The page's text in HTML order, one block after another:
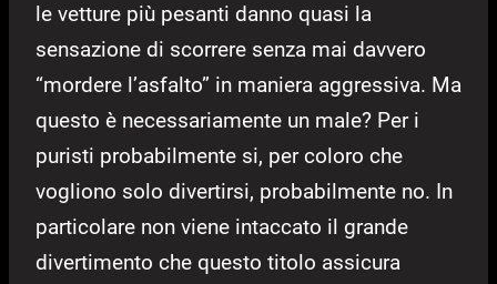
le vetture più pesanti danno quasi la
sensazione di scorrere senza mai davvero
“mordere l’asfalto” in maniera aggressiva. Ma
questo è necessariamente un male? Per i
puristi probabilmente si, per coloro che
vogliono solo divertirsi, probabilmente no. In
particolare non viene intaccato il grande
divertimento che questo titolo assicura